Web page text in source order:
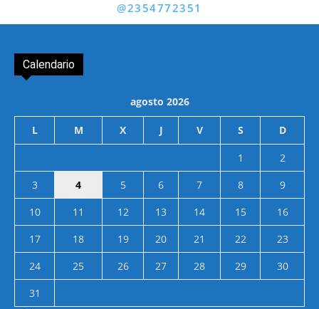
@2354772351
Calendario
agosto 2026
L M X J V S D
1
2
3
4 5 6 7 8
9
10
11 12 13 14 15
16
17
18 19 20 21 22
23
24
25 26 27 28 29
30
31